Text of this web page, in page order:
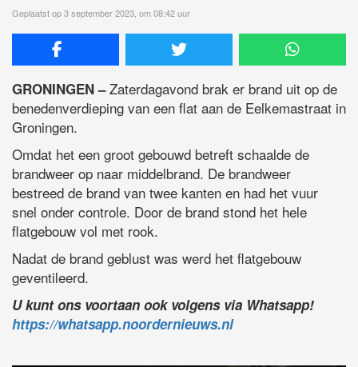
Geplaatst op 3 september 2023, om 08:42 uur
GRONINGEN –Zaterdagavond brak er brand uit op de
benedenverdieping van een flat aan de Eelkemastraat in
Groningen.
Omdat het een groot gebouwd betreft schaalde de
brandweer op naar middelbrand. De brandweer
bestreed de brand van twee kanten en had het vuur
snel onder controle. Door de brand stond het hele
flatgebouw vol met rook.
Nadat de brand geblust was werd het flatgebouw
geventileerd.
U kunt ons voortaan ook volgens via Whatsapp!
https://whatsapp.noordernieuws.nl